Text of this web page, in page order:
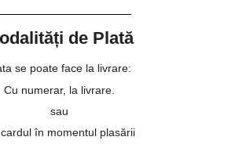
de Plată
se poate face la livrare:
Cu numerar, la livrare.
sau
în momentul plasării